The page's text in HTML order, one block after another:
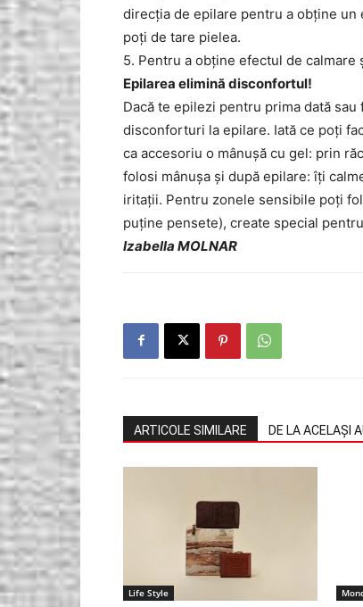
direcţia de epilare pentru a obţine
poţi de tare pielea.
5. Pentru a obţine efectul de
Epilarea elimină disconfortul!
Dacă te epilezi pentru prima dată
disconforturi la epilare. Iată ce poţi
ca accesoriu o mânuşă cu gel: prin
folosi mânuşa şi după epilare: îţi
iritaţii. Pentru zonele sensibile poţi
puţine pensete), create special
Izabella MOLNAR
ARTICOLE SIMILARE DE LA ACELAȘI
Life Style